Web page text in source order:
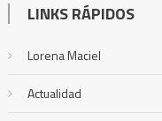
LINKS RÁPIDOS
Lorena Maciel
Actualidad